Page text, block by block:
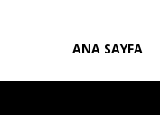
ANA SAYFA